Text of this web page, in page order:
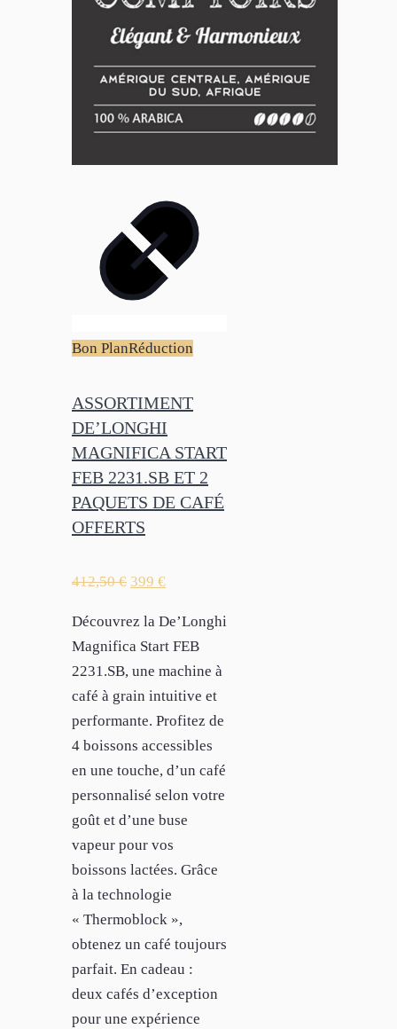
Bon PlanRéduction
ASSORTIMENT
DE’LONGHI
MAGNIFICA START
FEB 2231.SB ET 2
PAQUETS DE CAFÉ
OFFERTS
412,50€ 399 €
Découvrez la De’Longhi
Magnifica Start FEB
2231.SB, une machine à
café à grain intuitive et
performante. Profitez de
4 boissons accessibles
en une touche, d’un café
personnalisé selon votre
goût et d’une buse
vapeur pour vos
boissons lactées. Grâce
à la technologie
« Thermoblock »,
obtenez un café toujours
parfait. En cadeau :
deux cafés d’exception
pour une expérience